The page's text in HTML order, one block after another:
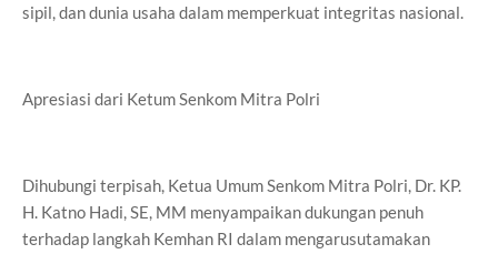
sipil, dan dunia usaha dalam memperkuat integritas nasional.
Apresiasi dari Ketum Senkom Mitra Polri
Dihubungi terpisah, Ketua Umum Senkom Mitra Polri, Dr. KP.
H. Katno Hadi, SE, MM menyampaikan dukungan penuh
terhadap langkah Kemhan RI dalam mengarusutamakan